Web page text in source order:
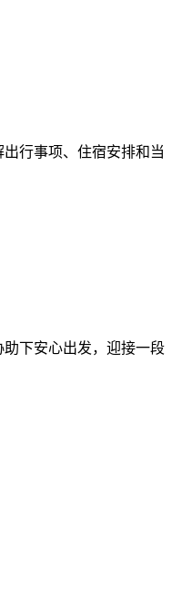
行事项、住宿安排和当
下安心出发，迎接一段